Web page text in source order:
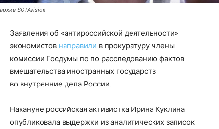
архив SOTAvision
Заявления об «антироссийской деятельности»
экономистов направили в прокуратуру члены
комиссии Госдумы по по расследованию фактов
вмешательства иностранных государств
во внутренние дела России.
Накануне российская активистка Ирина Куклина
опубликовала выдержки из аналитических записок